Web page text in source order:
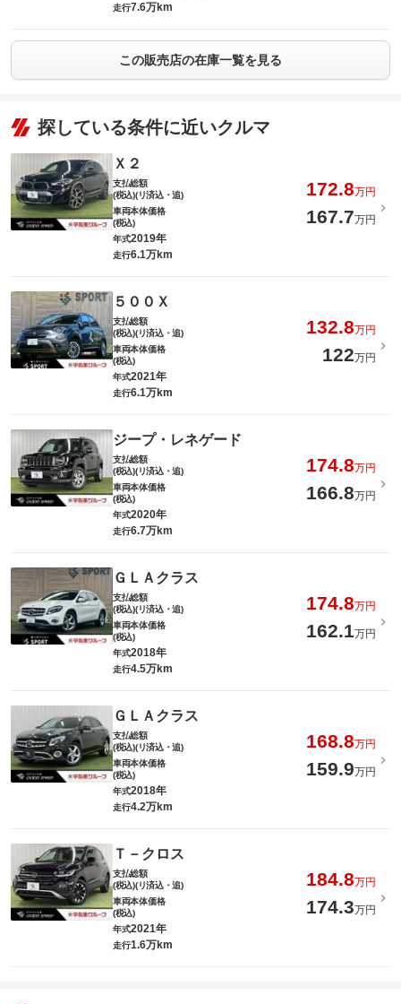
走行7.6万km
この販売店の在庫一覧を見る
探している条件に近いクルマ
Ｘ２
支払総額
(税込)(リ済込・追)
172.8万円
車両本体価格
(税込)
167.7万円
年式2019年
走行6.1万km
５００Ｘ
支払総額
(税込)(リ済込・追)
132.8万円
車両本体価格
(税込)
122万円
年式2021年
走行6.1万km
ジープ・レネゲード
支払総額
(税込)(リ済込・追)
174.8万円
車両本体価格
(税込)
166.8万円
年式2020年
走行6.7万km
ＧＬＡクラス
支払総額
(税込)(リ済込・追)
174.8万円
車両本体価格
(税込)
162.1万円
年式2018年
走行4.5万km
ＧＬＡクラス
支払総額
(税込)(リ済込・追)
168.8万円
車両本体価格
(税込)
159.9万円
年式2018年
走行4.2万km
Ｔ－クロス
支払総額
(税込)(リ済込・追)
184.8万円
車両本体価格
(税込)
174.3万円
年式2021年
走行1.6万km